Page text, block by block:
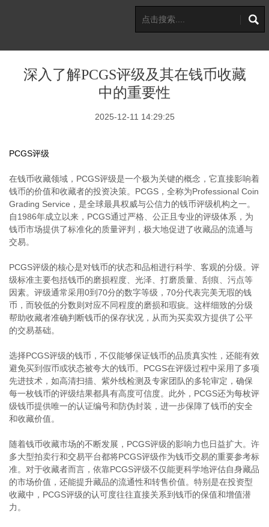
深入了解PCGS评级及其在钱币收藏
中的重要性
2025-12-11 14:29:25
PCGS评级
在钱币收藏领域，PCGS评级是一个极为关键的概念，它直接影响着
钱币的价值和收藏者的投资决策。PCGS，全称为Professional Coin
Grading Service，是全球最具权威与公信力的钱币评级机构之一。
自1986年成立以来，PCGS通过严格、公正且专业的评级体系，为
钱币市场提供了标准化的质量评判，极大地促进了收藏品的流通与
交易。
PCGS评级的核心是对钱币的状态和品相进行科学、客观的分级。评
级标准主要包括钱币的磨损程度、光泽、打磨质量、刮痕、污点等
因素。评级通常采用0到70分的数字等级，70分代表完美无瑕的钱
币，而较低的分数则对应不同程度的磨损和瑕疵。这样细致的分级
帮助收藏者准确判断钱币的保存状况，从而为买卖双方提供了公平
的交易基础。
选择PCGS评级的钱币，不仅能够保证钱币的品质真实性，还能有效
避免买到假币或状态被夸大的钱币。PCGS在评级过程中采用了多项
先进技术，如高清扫描、紫外线检测及专家团队的多轮审定，确保
每一枚钱币的评级结果都具有高度可信度。此外，PCGS还为每枚评
级钱币提供唯一的认证编号和防伪封装，进一步保障了钱币的安全
和收藏价值。
随着钱币收藏市场的不断发展，PCGS评级的影响力也日益扩大。许
多大型拍卖行和交易平台都将PCGS评级作为钱币交易的重要参考标
准。对于收藏者而言，依靠PCGS评级不仅能更科学地评估自身藏品
的市场价值，还能提升藏品的流通性和转售价值。特别是在投资型
收藏中，PCGS评级的认可度往往直接关系到钱币的保值和增值潜
力。